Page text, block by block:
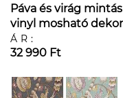
Páva és virág
vinyl mosható
ÁR:
32 990 Ft